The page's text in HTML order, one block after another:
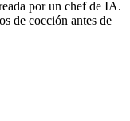
por un chef de IA.
de cocción antes de